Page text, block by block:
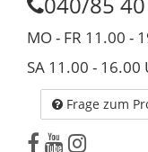
MO - FR 11.00 -
SA 11.00 - 16.00
Frage zum